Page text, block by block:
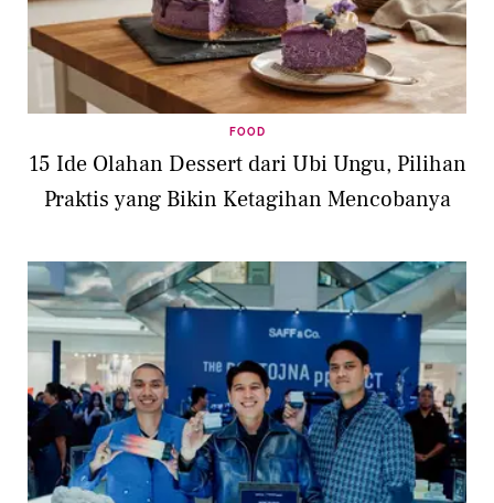
FOOD
15 Ide Olahan Dessert dari Ubi Ungu, Pilihan
Praktis yang Bikin Ketagihan Mencobanya